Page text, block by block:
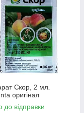
Скор, 2 мл.
оригінал
до відправки